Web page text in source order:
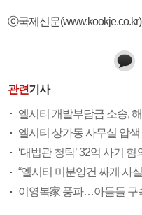
ⓒ국제신문
관련기사
엘시티 개발부담금 소송,
엘시티 상가동 사무실 압색
‘대법관 청탁’ 32억 사기
“엘시티 미분양건 싸게 사
이영복家 풍파…아들들 구